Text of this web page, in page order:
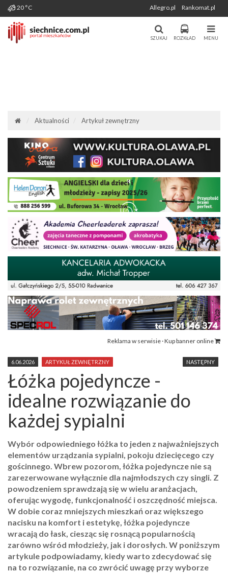
Miasto i Gmina Siechnice - Portal
Mieszkańców. Aktualności, forum,
Portal Mieszkańców Siechnic
Wygenerowano: 06-08-2026
20 °C Allegro.pl Rankomat.pl
MENU
ROZKŁAD
SZUKAJ
Aktualności Artykuł zewnętrzny
Reklama w serwisie · Kup banner online
NASTĘPNY
6.06.2026 ARTYKUŁ ZEWNĘTRZNY
Łóżka pojedyncze -
idealne rozwiązanie do
każdej sypialni
Wybór odpowiedniego łóżka to jeden z najważniejszych
elementów urządzania sypialni, pokoju dziecięcego czy
gościnnego. Wbrew pozorom, łóżka pojedyncze nie są
zarezerwowane wyłącznie dla najmłodszych czy singli. Z
powodzeniem sprawdzają się w wielu aranżacjach,
oferując wygodę, funkcjonalność i oszczędność miejsca.
W dobie coraz mniejszych mieszkań oraz większego
nacisku na komfort i estetykę, łóżka pojedyncze
wracają do łask, ciesząc się rosnącą popularnością
zarówno wśród młodzieży, jak i dorosłych. W poniższym
artykule podpowiadamy, kiedy warto zdecydować się
na to rozwiązanie, na co zwrócić uwagę przy wyborze